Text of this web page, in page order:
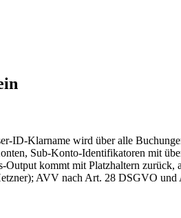
ID-Klarname wird über alle
Sub-Konto-Identifikatoren mit
kommt mit Platzhaltern
AVV nach Art. 28 DSGVO